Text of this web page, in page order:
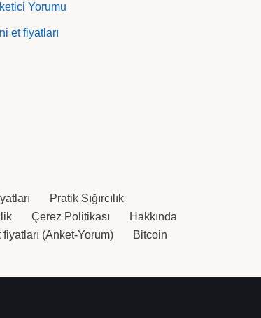
Yorumu
et fiyatları
Pratik Sığırcılık
Çerez Politikası
Hakkında
fiyatları (Anket-Yorum)
Bitcoin